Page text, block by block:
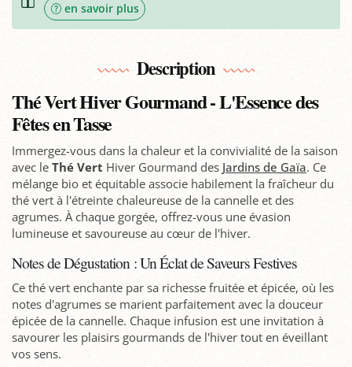
en savoir plus
Description
Thé Vert Hiver Gourmand - L'Essence des
Fêtes en Tasse
Immergez-vous dans la chaleur et la convivialité de la saison
avec le Thé Vert Hiver Gourmand des Jardins de Gaïa. Ce
mélange bio et équitable associe habilement la fraîcheur du
thé vert à l'étreinte chaleureuse de la cannelle et des
agrumes. À chaque gorgée, offrez-vous une évasion
lumineuse et savoureuse au cœur de l'hiver.
Notes de Dégustation : Un Éclat de Saveurs Festives
Ce thé vert enchante par sa richesse fruitée et épicée, où les
notes d'agrumes se marient parfaitement avec la douceur
épicée de la cannelle. Chaque infusion est une invitation à
savourer les plaisirs gourmands de l'hiver tout en éveillant
vos sens.